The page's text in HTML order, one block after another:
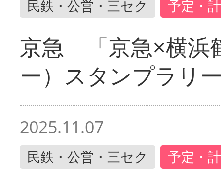
民鉄・公営・三セク 予定・
京急 「京急×横浜
ー）スタンプラリ
2025.11.07
民鉄・公営・三セク 予定・